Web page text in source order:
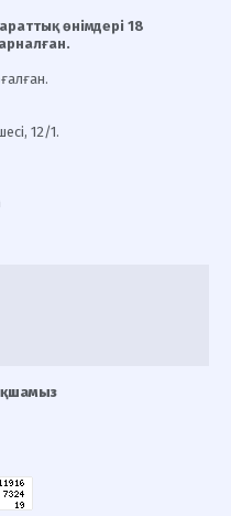
өнімдері 18
12/1.